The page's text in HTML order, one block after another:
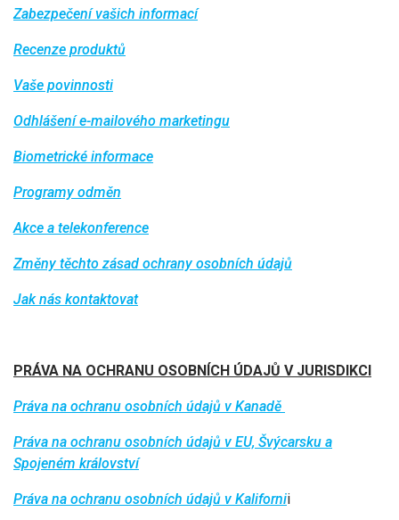
Zabezpečení vašich informací
Recenze produktů
Vaše povinnosti
Odhlášení e-mailového marketingu
Biometrické informace
Programy odměn
Akce a telekonference
Změny těchto zásad ochrany osobních údajů
Jak nás kontaktovat
PRÁVA NA OCHRANU OSOBNÍCH ÚDAJŮ V JURISDIKCI
Práva na ochranu osobních údajů v Kanadě
Práva na ochranu osobních údajů v EU, Švýcarsku a
Spojeném království
Práva na ochranu osobních údajů v Kalifornii